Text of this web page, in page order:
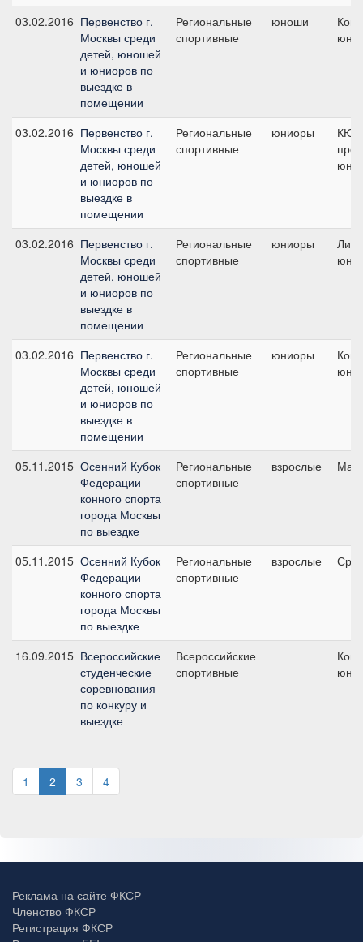
03.02.2016 Первенство г.
Москвы среди
детей, юношей
и юниоров по
выездке в
помещении
Региональные
спортивные
юноши
03.02.2016 Первенство г.
Москвы среди
детей, юношей
и юниоров по
выездке в
помещении
Региональные
спортивные
юниоры
КЮР
03.02.2016 Первенство г.
Москвы среди
детей, юношей
и юниоров по
выездке в
помещении
Региональные
спортивные
юниоры
03.02.2016 Первенство г.
Москвы среди
детей, юношей
и юниоров по
выездке в
помещении
Региональные
спортивные
юниоры
05.11.2015 Осенний Кубок
Федерации
конного спорта
города Москвы
по выездке
Региональные
спортивные
взрослые
05.11.2015 Осенний Кубок
Федерации
конного спорта
города Москвы
по выездке
Региональные
спортивные
взрослые
16.09.2015 Всероссийские
студенческие
соревнования
по конкуру и
выездке
Всероссийские
спортивные
1 2 3 4
Реклама на сайте ФКСР
Членство ФКСР
Регистрация ФКСР